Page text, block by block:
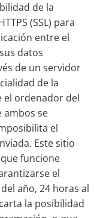
de la
(SSL) para
entre el
datos
de un servidor
de la
el ordenador del
ambos se
el
Este sitio
funcione
el
año, 24 horas al
la posibilidad